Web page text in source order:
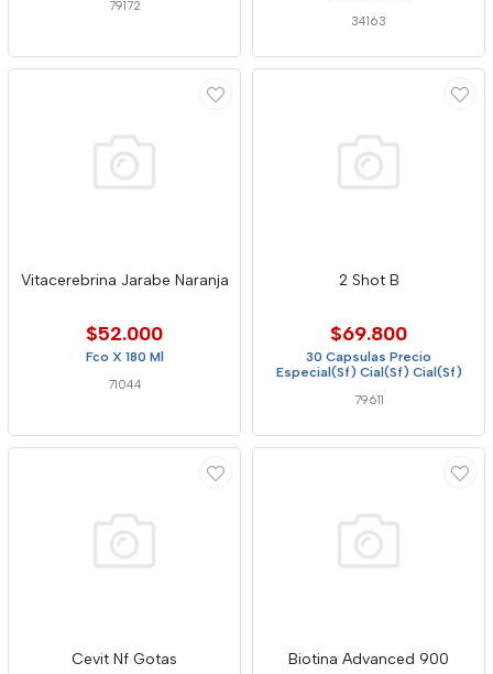
79172
34163
Vitacerebrina Jarabe Naranja
$52.000
Fco X 180 Ml
71044
2 Shot B
$69.800
30 Capsulas Precio
Especial(Sf) Cial(Sf) Cial(Sf)
79611
Cevit Nf Gotas Biotina Advanced 900